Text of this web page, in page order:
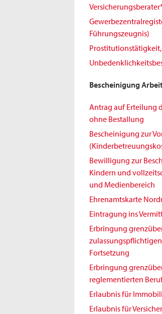
Führungszeugnis)
Bescheinigung
Antrag auf Erteilung
ohne Bestallung
Bescheinigung zur
Bewilligung zur
Kindern und
und Medienbereich
Ehrenamtskarte
Eintragung ins
Erbringung
Fortsetzung
Erbringung
reglementierten
Erlaubnis für
Erlaubnis für